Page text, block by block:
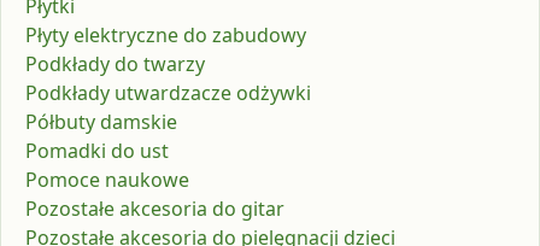
Płytki
Płyty elektryczne do zabudowy
Podkłady do twarzy
Podkłady utwardzacze odżywki
Półbuty damskie
Pomadki do ust
Pomoce naukowe
Pozostałe akcesoria do gitar
Pozostałe akcesoria do pielęgnacji dzieci